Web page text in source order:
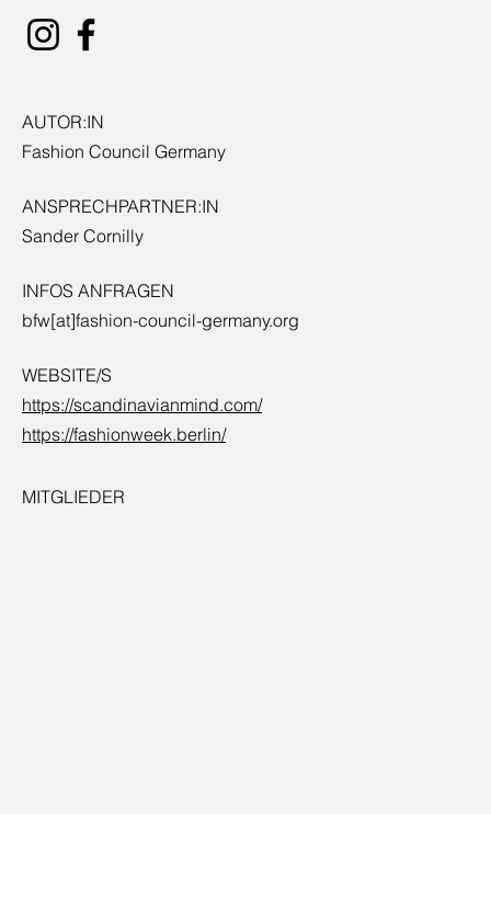
AUTOR:IN
Fashion Council Germany
ANSPRECHPARTNER:IN
Sander Cornilly
INFOS ANFRAGEN
bfw[at]fashion-council-germany.org
WEBSITE/S
https://scandinavianmind.com/
https://fashionweek.berlin/
MITGLIEDER